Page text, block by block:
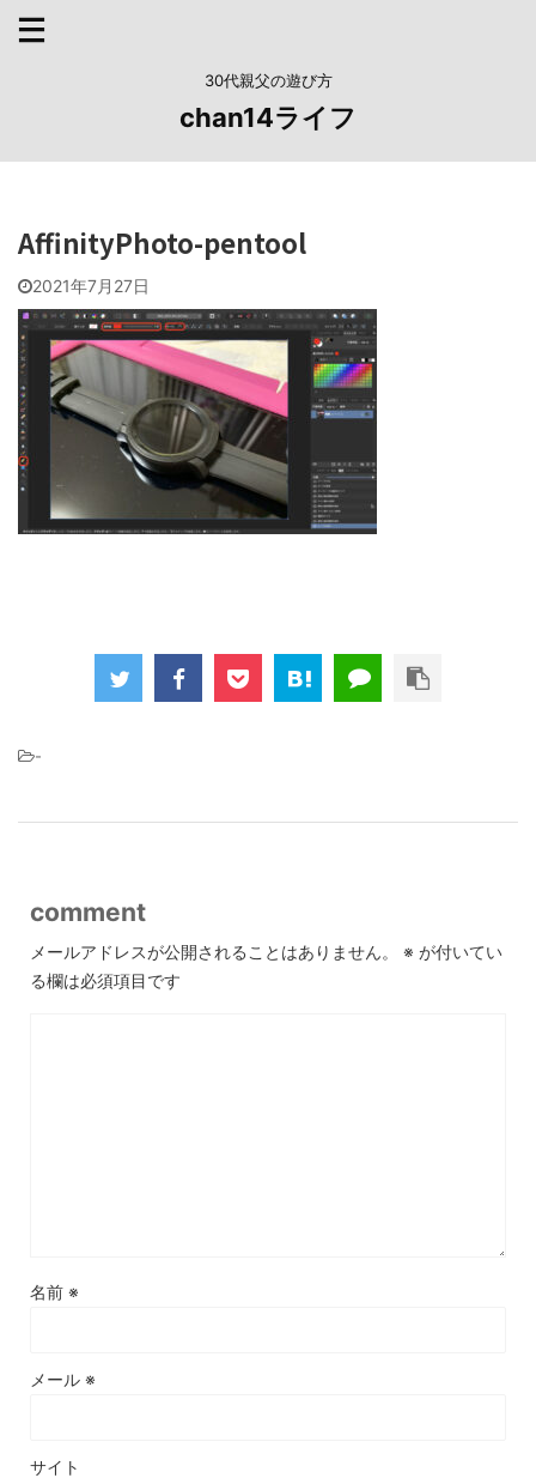
30代親父の遊び方
chan14ライフ
AffinityPhoto-pentool
2021年7月27日
-
comment
メールアドレスが公開されることはありません。 ※ が付いてい
る欄は必須項目です
名前 ※
メール ※
サイト